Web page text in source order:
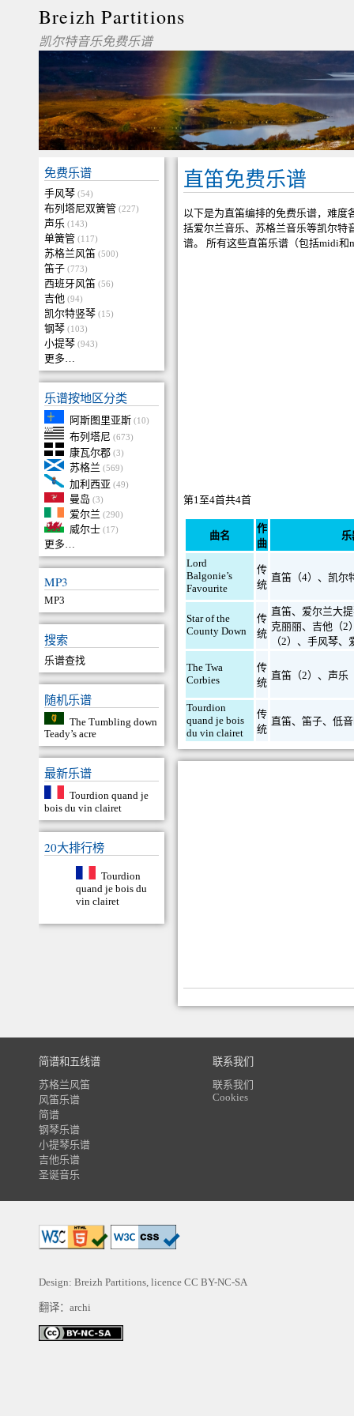
Breizh Partitions
凯尔特音乐免费乐谱
免费乐谱
手风琴 (54)
布列塔尼双簧管 (227)
声乐 (143)
单簧管 (117)
苏格兰风笛 (500)
笛子 (773)
西班牙风笛 (56)
吉他 (94)
凯尔特竖琴 (15)
钢琴 (103)
小提琴 (943)
更多…
乐谱按地区分类
阿斯图里亚斯 (10)
布列塔尼 (673)
康瓦尔郡 (3)
苏格兰 (569)
加利西亚 (49)
曼岛 (3)
爱尔兰 (290)
威尔士 (17)
更多…
MP3
MP3
搜索
乐谱查找
随机乐谱
The Tumbling down
Teady’s acre
最新乐谱
Tourdion quand je
bois du vin clairet
20大排行榜
Tourdion
quand je bois du
vin clairet
直笛免费乐谱
以下是为直笛编排的免费乐谱，难度
括爱尔兰音乐、苏格兰音乐等凯尔特
谱。 所有这些直笛乐谱（包括midi和
第1至4首共4首
曲名
作
曲
Lord
Balgonie’s
Favourite
传
统
直笛（4）、 凯尔
Star of the
County Down
传
统
直笛、 爱尔兰大
克丽丽、吉他（2
（2）、手风琴、
The Twa
Corbies
传
统
直笛（2）、 声乐
Tourdion
quand je bois
du vin clairet
传
统
直笛、笛子、低
简谱和五线谱
苏格兰风笛
风笛乐谱
简谱
钢琴乐谱
小提琴乐谱
吉他乐谱
圣诞音乐
联系我们
联系我们
Cookies
Design: Breizh Partitions, licence CC BY-NC-SA
翻译：archi